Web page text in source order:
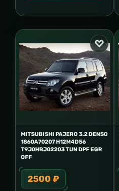
MITSUBISHI PAJERO 3.2 DENSO
1860A70207 H12M4D56
T9J0HBJ02203 TUN DPF EGR
OFF
2500 ₽